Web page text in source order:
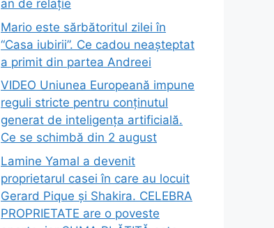
an de relație
Mario este sărbătoritul zilei în
“Casa iubirii”. Ce cadou neașteptat
a primit din partea Andreei
VIDEO Uniunea Europeană impune
reguli stricte pentru conținutul
generat de inteligența artificială.
Ce se schimbă din 2 august
Lamine Yamal a devenit
proprietarul casei în care au locuit
Gerard Pique și Shakira. CELEBRA
PROPRIETATE are o poveste